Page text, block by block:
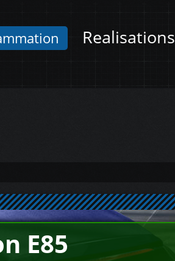
Realisations
E85